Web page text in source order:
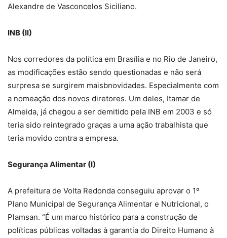
Alexandre de Vasconcelos Siciliano.
INB (II)
Nos corredores da política em Brasília e no Rio de Janeiro,
as modificações estão sendo questionadas e não será
surpresa se surgirem maisbnovidades. Especialmente com
a nomeação dos novos diretores. Um deles, Itamar de
Almeida, já chegou a ser demitido pela INB em 2003 e só
teria sido reintegrado graças a uma ação trabalhista que
teria movido contra a empresa.
Segurança Alimentar (I)
A prefeitura de Volta Redonda conseguiu aprovar o 1º
Plano Municipal de Segurança Alimentar e Nutricional, o
Plamsan. “É um marco histórico para a construção de
políticas públicas voltadas à garantia do Direito Humano à